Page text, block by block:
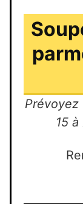
Prévoyez
15